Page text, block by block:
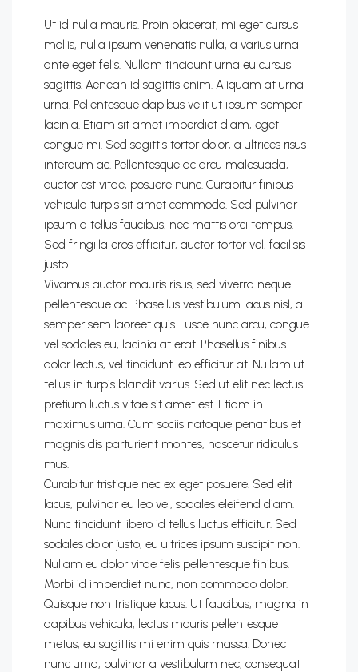
Ut id nulla mauris. Proin placerat, mi eget cursus
mollis, nulla ipsum venenatis nulla, a varius urna
ante eget felis. Nullam tincidunt urna eu cursus
sagittis. Aenean id sagittis enim. Aliquam at urna
urna. Pellentesque dapibus velit ut ipsum semper
lacinia. Etiam sit amet imperdiet diam, eget
congue mi. Sed sagittis tortor dolor, a ultrices risus
interdum ac. Pellentesque ac arcu malesuada,
auctor est vitae, posuere nunc. Curabitur finibus
vehicula turpis sit amet commodo. Sed pulvinar
ipsum a tellus faucibus, nec mattis orci tempus.
Sed fringilla eros efficitur, auctor tortor vel, facilisis
justo.
Vivamus auctor mauris risus, sed viverra neque
pellentesque ac. Phasellus vestibulum lacus nisl, a
semper sem laoreet quis. Fusce nunc arcu, congue
vel sodales eu, lacinia at erat. Phasellus finibus
dolor lectus, vel tincidunt leo efficitur at. Nullam ut
tellus in turpis blandit varius. Sed ut elit nec lectus
pretium luctus vitae sit amet est. Etiam in
maximus urna. Cum sociis natoque penatibus et
magnis dis parturient montes, nascetur ridiculus
mus.
Curabitur tristique nec ex eget posuere. Sed elit
lacus, pulvinar eu leo vel, sodales eleifend diam.
Nunc tincidunt libero id tellus luctus efficitur. Sed
sodales dolor justo, eu ultrices ipsum suscipit non.
Nullam eu dolor vitae felis pellentesque finibus.
Morbi id imperdiet nunc, non commodo dolor.
Quisque non tristique lacus. Ut faucibus, magna in
dapibus vehicula, lectus mauris pellentesque
metus, eu sagittis mi enim quis massa. Donec
nunc urna, pulvinar a vestibulum nec, consequat